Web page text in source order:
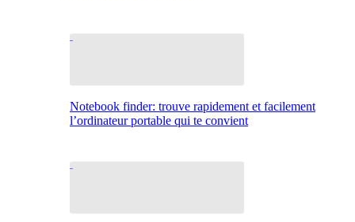
Notebook finder: trouve rapidement et facilement
l’ordinateur portable qui te convient